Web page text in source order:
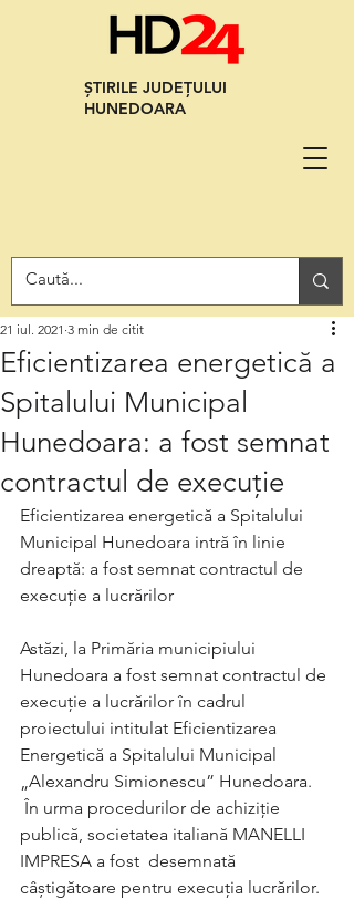
ȘTIRILE JUDEȚULUI
HUNEDOARA
Eficientizarea energetică a
Spitalului Municipal
Hunedoara: a fost semnat
contractul de execuţie
21 iul. 2021 3 min de citit
Eficientizarea energetică a Spitalului
Municipal Hunedoara intră în linie
dreaptă: a fost semnat contractul de
execuţie a lucrărilor
Astăzi, la Primăria municipiului
Hunedoara a fost semnat contractul de
execuţie a lucrărilor în cadrul
proiectului intitulat Eficientizarea
Energetică a Spitalului Municipal
„Alexandru Simionescu” Hunedoara.
publică, societatea italiană MANELLI
IMPRESA a fost  desemnată
câştigătoare pentru execuţia lucrărilor.